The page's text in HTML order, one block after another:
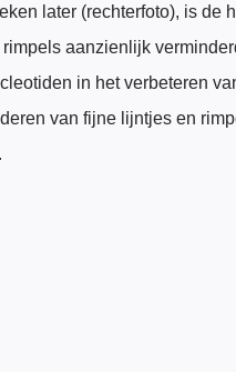
later (rechterfoto), is de
aanzienlijk
in het verbeteren
van fijne lijntjes en